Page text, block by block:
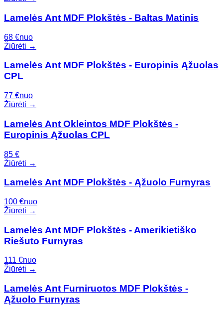
Lamelės Ant MDF Plokštės - Baltas Matinis
68 €nuo
Žiūrėti →
Lamelės Ant MDF Plokštės - Europinis Ąžuolas
CPL
77 €nuo
Žiūrėti →
Lamelės Ant Okleintos MDF Plokštės -
Europinis Ąžuolas CPL
85 €
Žiūrėti →
Lamelės Ant MDF Plokštės - Ąžuolo Furnyras
100 €nuo
Žiūrėti →
Lamelės Ant MDF Plokštės - Amerikietiško
Riešuto Furnyras
111 €nuo
Žiūrėti →
Lamelės Ant Furniruotos MDF Plokštės -
Ąžuolo Furnyras